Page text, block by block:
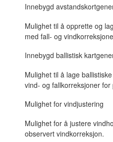
Innebygd
Mulighet til å opprette og
med fall- og
Innebygd ballistisk
Mulighet til å lage
vind- og fallkorreksjoner for
Mulighet for vindjustering
Mulighet for å justere
observert vindkorreksjon.